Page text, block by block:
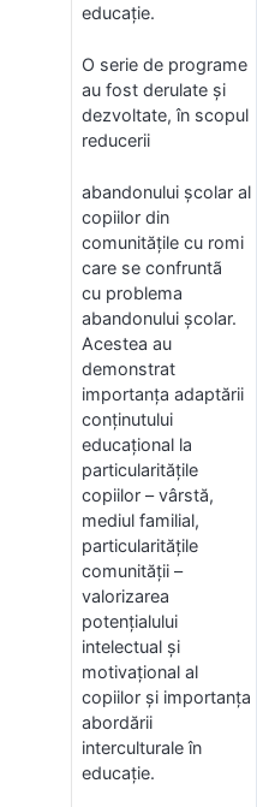
educație.
O serie de programe
au fost derulate și
dezvoltate, în scopul
reducerii
abandonului școlar al
copiilor din
comunitățile cu romi
care se confruntã
cu problema
abandonului școlar.
Acestea au
demonstrat
importanța adaptării
conținutului
educațional la
particularitățile
copiilor – vârstă,
mediul familial,
particularitățile
comunității –
valorizarea
potențialului
intelectual și
motivațional al
copiilor și importanța
abordării
interculturale în
educație.